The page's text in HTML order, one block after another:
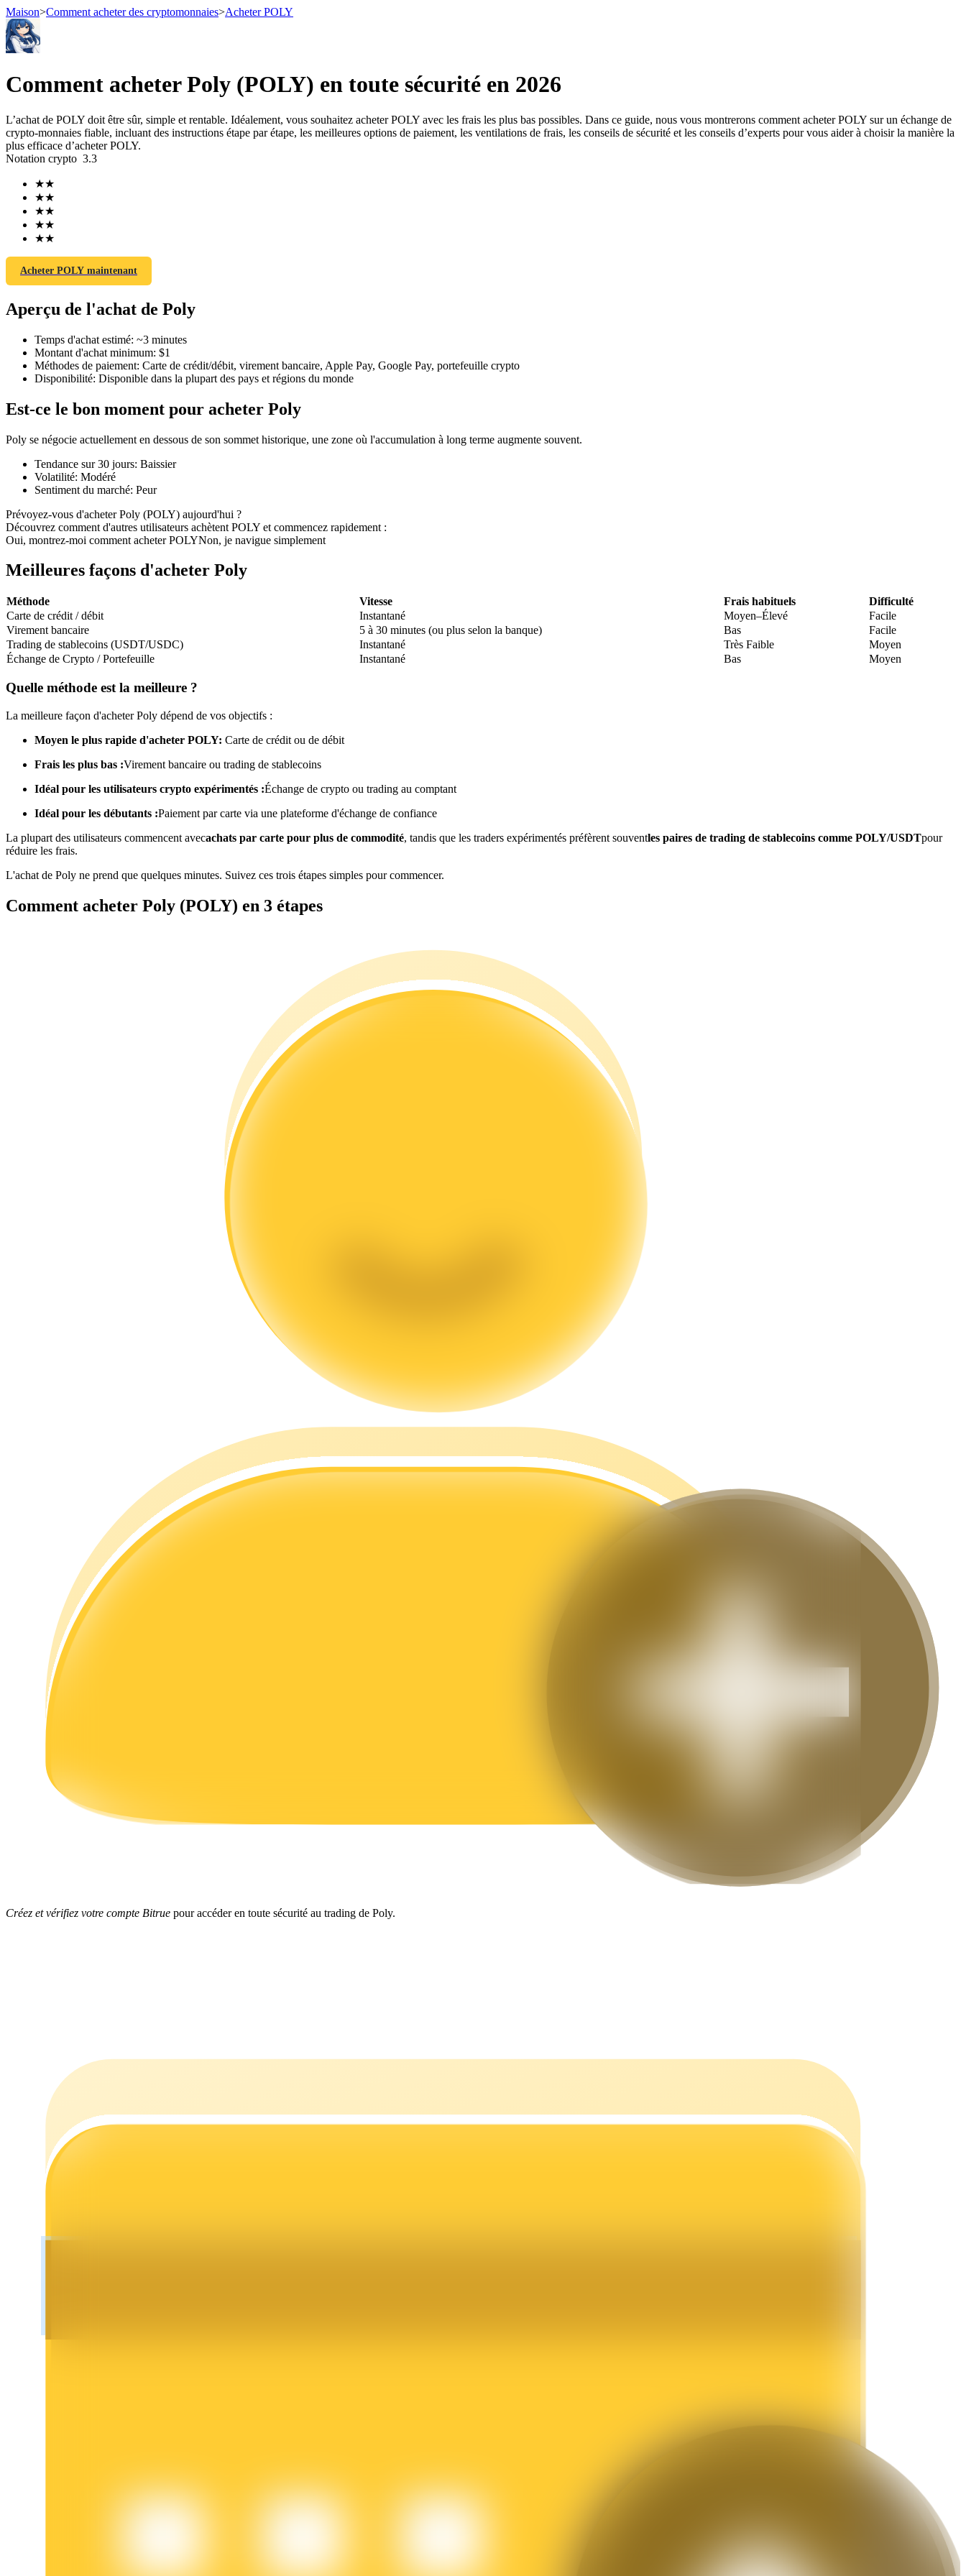
Futures USDT
Futures utilisant l'USDT comme garantie
Futures COIN-M
Contrats à terme sur crypto-monnaie
TradFi
Produits dérivés sur actions, forex, métaux précieux et matières premières
Futures USDC
Futures utilisant l'USDC comme garantie
Profitez du partage des bénéfices et des commissions de copy trading
Analyse de mégadonnées, y compris des informations commerciales, etc.
Apprenez à rester rentable
Cochon de puissance
Gagnez quotidiennement des récompenses compétitives
Launchpool
Staking flexible pour gagner des jetons populaires
Service d'emprunt adossé à des cryptomonnaies
Maison>Comment acheter des cryptomonnaies>Acheter POLY
Comment acheter Poly (POLY) en toute sécurité en 2026
L’achat de POLY doit être sûr, simple et rentable. Idéalement, vous souhaitez acheter POLY avec les frais les plus bas possibles. Dans ce guide, nous vous montrerons comment acheter POLY sur un échange de
crypto-monnaies fiable, incluant des instructions étape par étape, les meilleures options de paiement, les ventilations de frais, les conseils de sécurité et les conseils d’experts pour vous aider à choisir la manière la
plus efficace d’acheter POLY.
Notation crypto 3.3
★★
★★
★★
★★
★★
Acheter POLY maintenant
Aperçu de l'achat de Poly
Temps d'achat estimé: ~3 minutes
Montant d'achat minimum: $1
Méthodes de paiement: Carte de crédit/débit, virement bancaire, Apple Pay, Google Pay, portefeuille crypto
Disponibilité: Disponible dans la plupart des pays et régions du monde
Est-ce le bon moment pour acheter Poly
Poly se négocie actuellement en dessous de son sommet historique, une zone où l'accumulation à long terme augmente souvent.
Tendance sur 30 jours: Baissier
Volatilité: Modéré
Sentiment du marché: Peur
Prévoyez-vous d'acheter Poly (POLY) aujourd'hui ?
Découvrez comment d'autres utilisateurs achètent POLY et commencez rapidement :
Oui, montrez-moi comment acheter POLYNon, je navigue simplement
Meilleures façons d'acheter Poly
Méthode Vitesse Frais habituels
Difficulté
Carte de crédit / débit
Instantané Moyen–Élevé
Facile
Virement bancaire
5 à 30 minutes (ou plus selon la banque) Bas
Facile
Trading de stablecoins (USDT/USDC)
Instantané Très Faible
Moyen
Échange de Crypto / Portefeuille
Instantané Bas Moyen
Quelle méthode est la meilleure ?
La meilleure façon d'acheter Poly dépend de vos objectifs :
Moyen le plus rapide d'acheter POLY: Carte de crédit ou de débit
Frais les plus bas :Virement bancaire ou trading de stablecoins
Idéal pour les utilisateurs crypto expérimentés :Échange de crypto ou trading au comptant
Idéal pour les débutants :Paiement par carte via une plateforme d'échange de confiance
La plupart des utilisateurs commencent avecachats par carte pour plus de commodité, tandis que les traders expérimentés préfèrent souventles paires de trading de stablecoins comme POLY/USDTpour
réduire les frais.
L'achat de Poly ne prend que quelques minutes. Suivez ces trois étapes simples pour commencer.
Comment acheter Poly (POLY) en 3 étapes
Créez et vérifiez votre compte Bitrue pour accéder en toute sécurité au trading de Poly.